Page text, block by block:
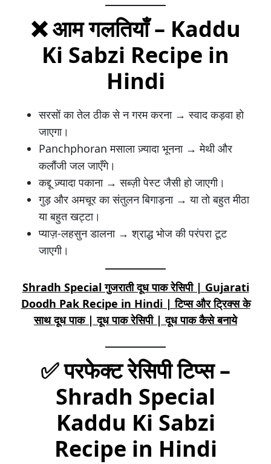
❌ आम गलतियाँ – Kaddu
Ki Sabzi Recipe in
Hindi
सरसों का तेल ठीक से न गरम करना → स्वाद कड़वा हो
जाएगा।
Panchphoran मसाला ज़्यादा भूनना → मेथी और
कलौंजी जल जाएँगे।
कद्दू ज़्यादा पकाना → सब्ज़ी पेस्ट जैसी हो जाएगी।
गुड़ और अमचूर का संतुलन बिगाड़ना → या तो बहुत मीठा
या बहुत खट्टा।
प्याज़-लहसुन डालना → श्राद्ध भोज की परंपरा टूट
जाएगी।
Shradh Special गुजराती दूध पाक रेसिपी | Gujarati
Doodh Pak Recipe in Hindi | टिप्स और ट्रिक्स के
साथ दूध पाक | दूध पाक रेसिपी | दूध पाक कैसे बनाये
✅ परफेक्ट रेसिपी टिप्स –
Shradh Special
Kaddu Ki Sabzi
Recipe in Hindi